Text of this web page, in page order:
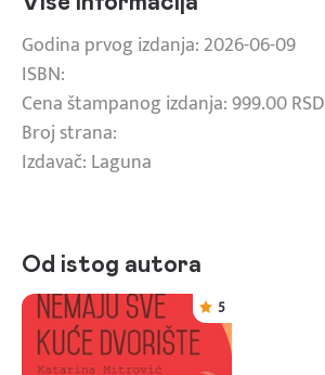
Godina prvog izdanja: 2026-06-09
ISBN:
Cena štampanog izdanja: 999.00 RSD
Broj strana:
Izdavač: Laguna
Od istog autora
5